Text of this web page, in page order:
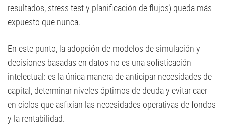
resultados, stress test y planificación de flujos) queda más
expuesto que nunca.
En este punto, la adopción de modelos de simulación y
decisiones basadas en datos no es una sofisticación
intelectual: es la única manera de anticipar necesidades de
capital, determinar niveles óptimos de deuda y evitar caer
en ciclos que asfixian las necesidades operativas de fondos
y la rentabilidad.